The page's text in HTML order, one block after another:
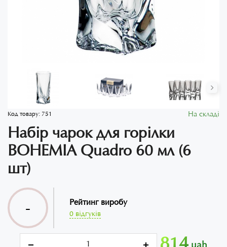
Код товару: 751 На складі
Набір чарок для горілки
BOHEMIA Quadro 60 мл (6
шт)
- Рейтинг виробу
0 відгуків